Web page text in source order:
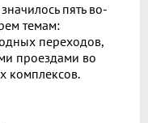
пять во­
темам:
пе­реходов,
проездами во
комплексов.